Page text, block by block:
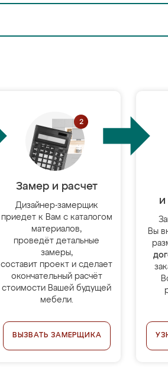
Замер и расчет
Дизайнер-замерщик
приедет к Вам с каталогом
материалов,
проведёт детальные
замеры,
составит проект и сделает
окончательный расчёт
стоимости Вашей будущей
мебели.
ВЫЗВАТЬ ЗАМЕРЩИКА
и
Вы